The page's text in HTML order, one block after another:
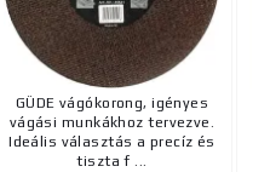
GÜDE vágókorong, igényes
vágási munkákhoz tervezve.
Ideális választás a precíz és
tiszta f ...